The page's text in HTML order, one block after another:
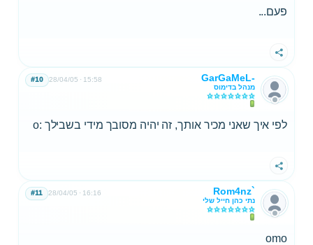
פעם...
שתף
GarGaMeL-
מנהל בדימוס
28/04/05 15:58
#10
לפי איך שאני מכיר אותך, זה יהיה מסובך מידי בשבילך :o
שתף
Rom4nz`
נתי כהן חייל שלי
28/04/05 16:16
#11
omo